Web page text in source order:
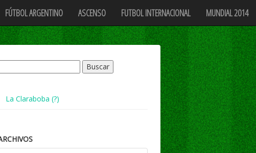
FÚTBOL ARGENTINO ASCENSO FUTBOL INTERNACIONAL MUNDIAL 2014
La Claraboba (?)